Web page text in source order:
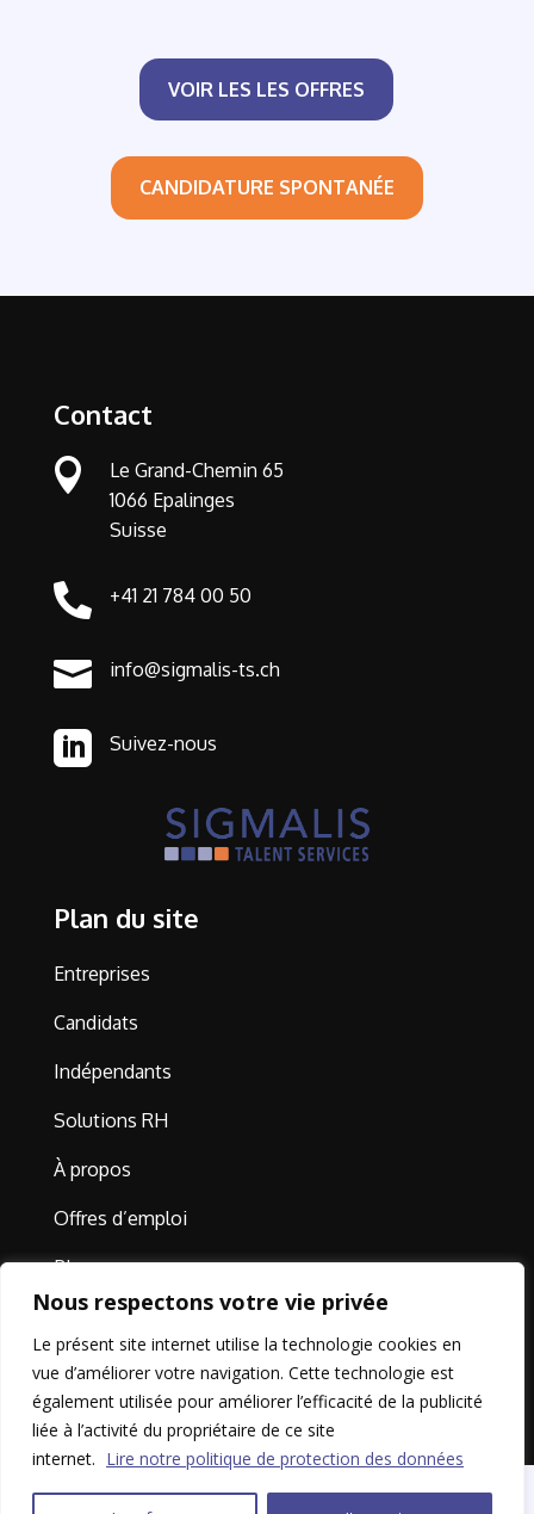
Nous respectons votre vie privée
Le présent site internet utilise la technologie cookies en
vue d’améliorer votre navigation. Cette technologie est
également utilisée pour améliorer l’efficacité de la publicité
liée à l’activité du propriétaire de ce site
internet. Lire notre politique de protection des données
VOIR LES LES OFFRES
CANDIDATURE SPONTANÉE
Contact

Le Grand-Chemin 65
1066 Epalinges
Suisse
 +41 21 784 00 50
 info@sigmalis-ts.ch
 Suivez-nous
Plan du site
Entreprises
Candidats
Indépendants
Solutions RH
À propos
Offres d’emploi
Blog
Contact
SIGMALIS @2026 tous droits réservés | Mentions